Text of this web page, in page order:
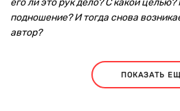
его ли это рук дело? С какой
подношение? И тогда снова
автор?
ПОКАЗАТЬ